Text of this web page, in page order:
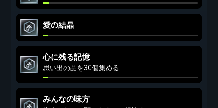
愛の結晶
心に残る記憶
思い出の品を30個集める
みんなの味方